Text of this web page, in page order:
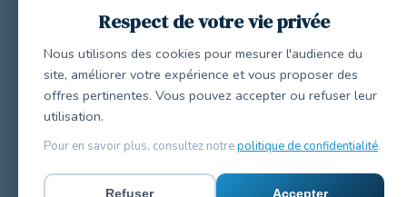
Respect de votre vie privée
Nous utilisons des cookies pour mesurer l'audience du
site, améliorer votre expérience et vous proposer des
offres pertinentes. Vous pouvez accepter ou refuser leur
utilisation.
Pour en savoir plus, consultez notrepolitique de confidentialité.
Refuser Accepter